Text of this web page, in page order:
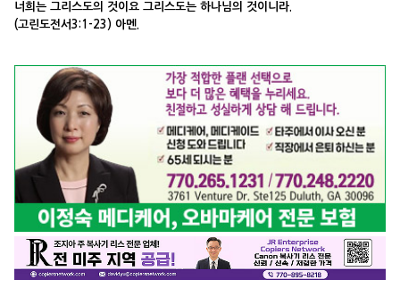
너희는 그리스도의 것이요 그리스도는 하나님의 것이니라.
(고린도전서3:1-23) 아멘.